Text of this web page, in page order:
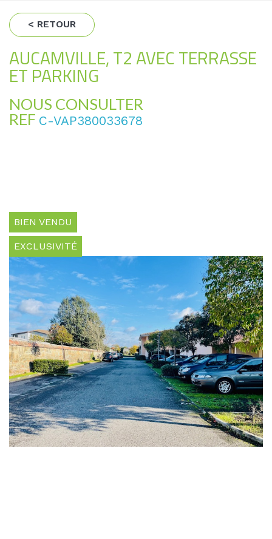
< RETOUR
AUCAMVILLE, T2 AVEC TERRASSE
ET PARKING
NOUS CONSULTER
REF C-VAP380033678
BIEN VENDU
EXCLUSIVITÉ